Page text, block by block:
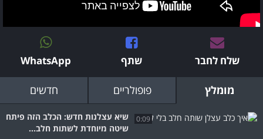
שלח לחבר שתף WhatsApp
מומלץ פופולריים חדשים
0:09
שיא עצלנות חדש: הכלב הזה פיתח
שיטה מיוחדת לשתות חלב...